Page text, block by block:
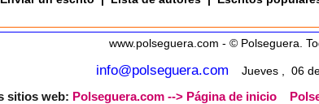
www.polseguera.com - © Polseguera.
info@polseguera.com
Jueves , 06
sitios web: Polseguera.com --> Página de inicio